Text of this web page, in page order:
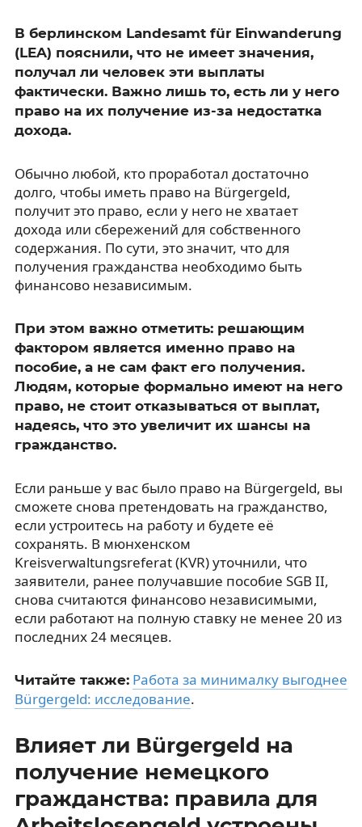
В берлинском Landesamt für Einwanderung
(LEA) пояснили, что не имеет значения,
получал ли человек эти выплаты
фактически. Важно лишь то, есть ли у него
право на их получение из-за недостатка
дохода.
Обычно любой, кто проработал достаточно
долго, чтобы иметь право на Bürgergeld,
получит это право, если у него не хватает
дохода или сбережений для собственного
содержания. По сути, это значит, что для
получения гражданства необходимо быть
финансово независимым.
При этом важно отметить: решающим
фактором является именно право на
пособие, а не сам факт его получения.
Людям, которые формально имеют на него
право, не стоит отказываться от выплат,
надеясь, что это увеличит их шансы на
гражданство.
Если раньше у вас было право на Bürgergeld, вы
сможете снова претендовать на гражданство,
если устроитесь на работу и будете её
сохранять. В мюнхенском
Kreisverwaltungsreferat (KVR) уточнили, что
заявители, ранее получавшие пособие SGB II,
снова считаются финансово независимыми,
если работают на полную ставку не менее 20 из
последних 24 месяцев.
Читайте также: Работа за минималку выгоднее
Bürgergeld: исследование.
Влияет ли Bürgergeld на
получение немецкого
гражданства: правила для